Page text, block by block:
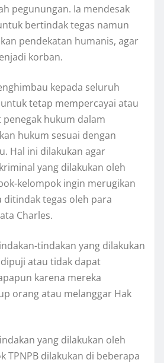
pegunungan. Ia mendesak
bertindak tegas namun
pendekatan humanis, agar
korban.
kepada seluruh
tetap mempercayai atau
hukum dalam
hukum sesuai dengan
Hal ini dilakukan agar
yang dilakukan oleh
kelompok ingin merugikan
ditindak tegas oleh para
Charles.
tindakan yang dilakukan
atau tidak dapat
karena mereka
orang atau melanggar Hak
yang dilakukan oleh
TPNPB dilakukan di beberapa